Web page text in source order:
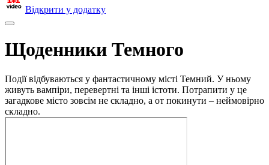
Відкрити у додатку
Щоденники Темного
Події відбуваються у фантастичному місті Темний. У ньому
живуть вампіри, перевертні та інші істоти. Потрапити у це
загадкове місто зовсім не складно, а от покинути – неймовірно
складно.